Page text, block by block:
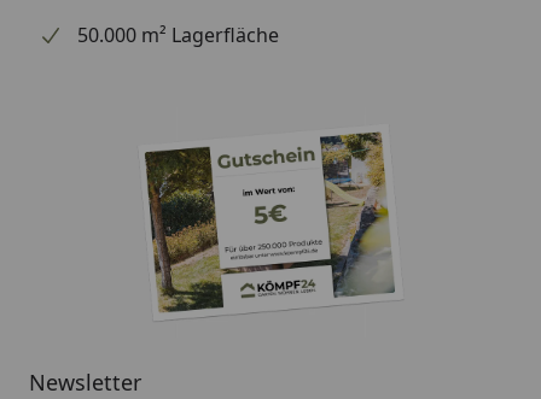
geschmacksneutral und säurebeständig.
der Spülmaschine geeignet - Tag für Tag.
Hochwertige Geschenkverpackung - Die
hochwertige und wunderschön gestaltete
Geschenkverpackung sorgt für strahlende
Kinderaugen und bleibende Erinnerungen.
50.000 m² Lagerfläche
Newsletter